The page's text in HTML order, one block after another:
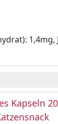
1,4mg,
Kapseln